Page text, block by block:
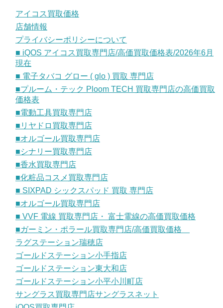
アイコス買取価格
店舗情報
プライバシーポリシーについて
■ iQOS アイコス買取専門店/高価買取価格表/2026年6月
現在
■ 電子タバコ グロー ( glo ) 買取 専門店
■プルーム・テック Ploom TECH 買取専門店の高価買取
価格表
■電動工具買取専門店
■リヤドロ買取専門店
■オルゴール買取専門店
■シナリー買取専門店
■香水買取専門店
■化粧品コスメ買取専門店
■ SIXPAD シックスパッド 買取 専門店
■オルゴール買取専門店
■ VVF 電線 買取専門店・ 富士電線の高価買取価格
■ガーミン・ポラール買取専門店/高価買取価格
ラグステーション瑞穂店
ゴールドステーション小手指店
ゴールドステーション東大和店
ゴールドステーション小平小川町店
サングラス買取専門店サングラスネット